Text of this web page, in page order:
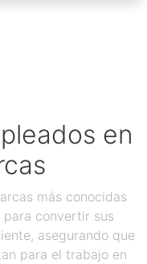
en
más conocidas
para convertir sus
asegurando que
para el trabajo en